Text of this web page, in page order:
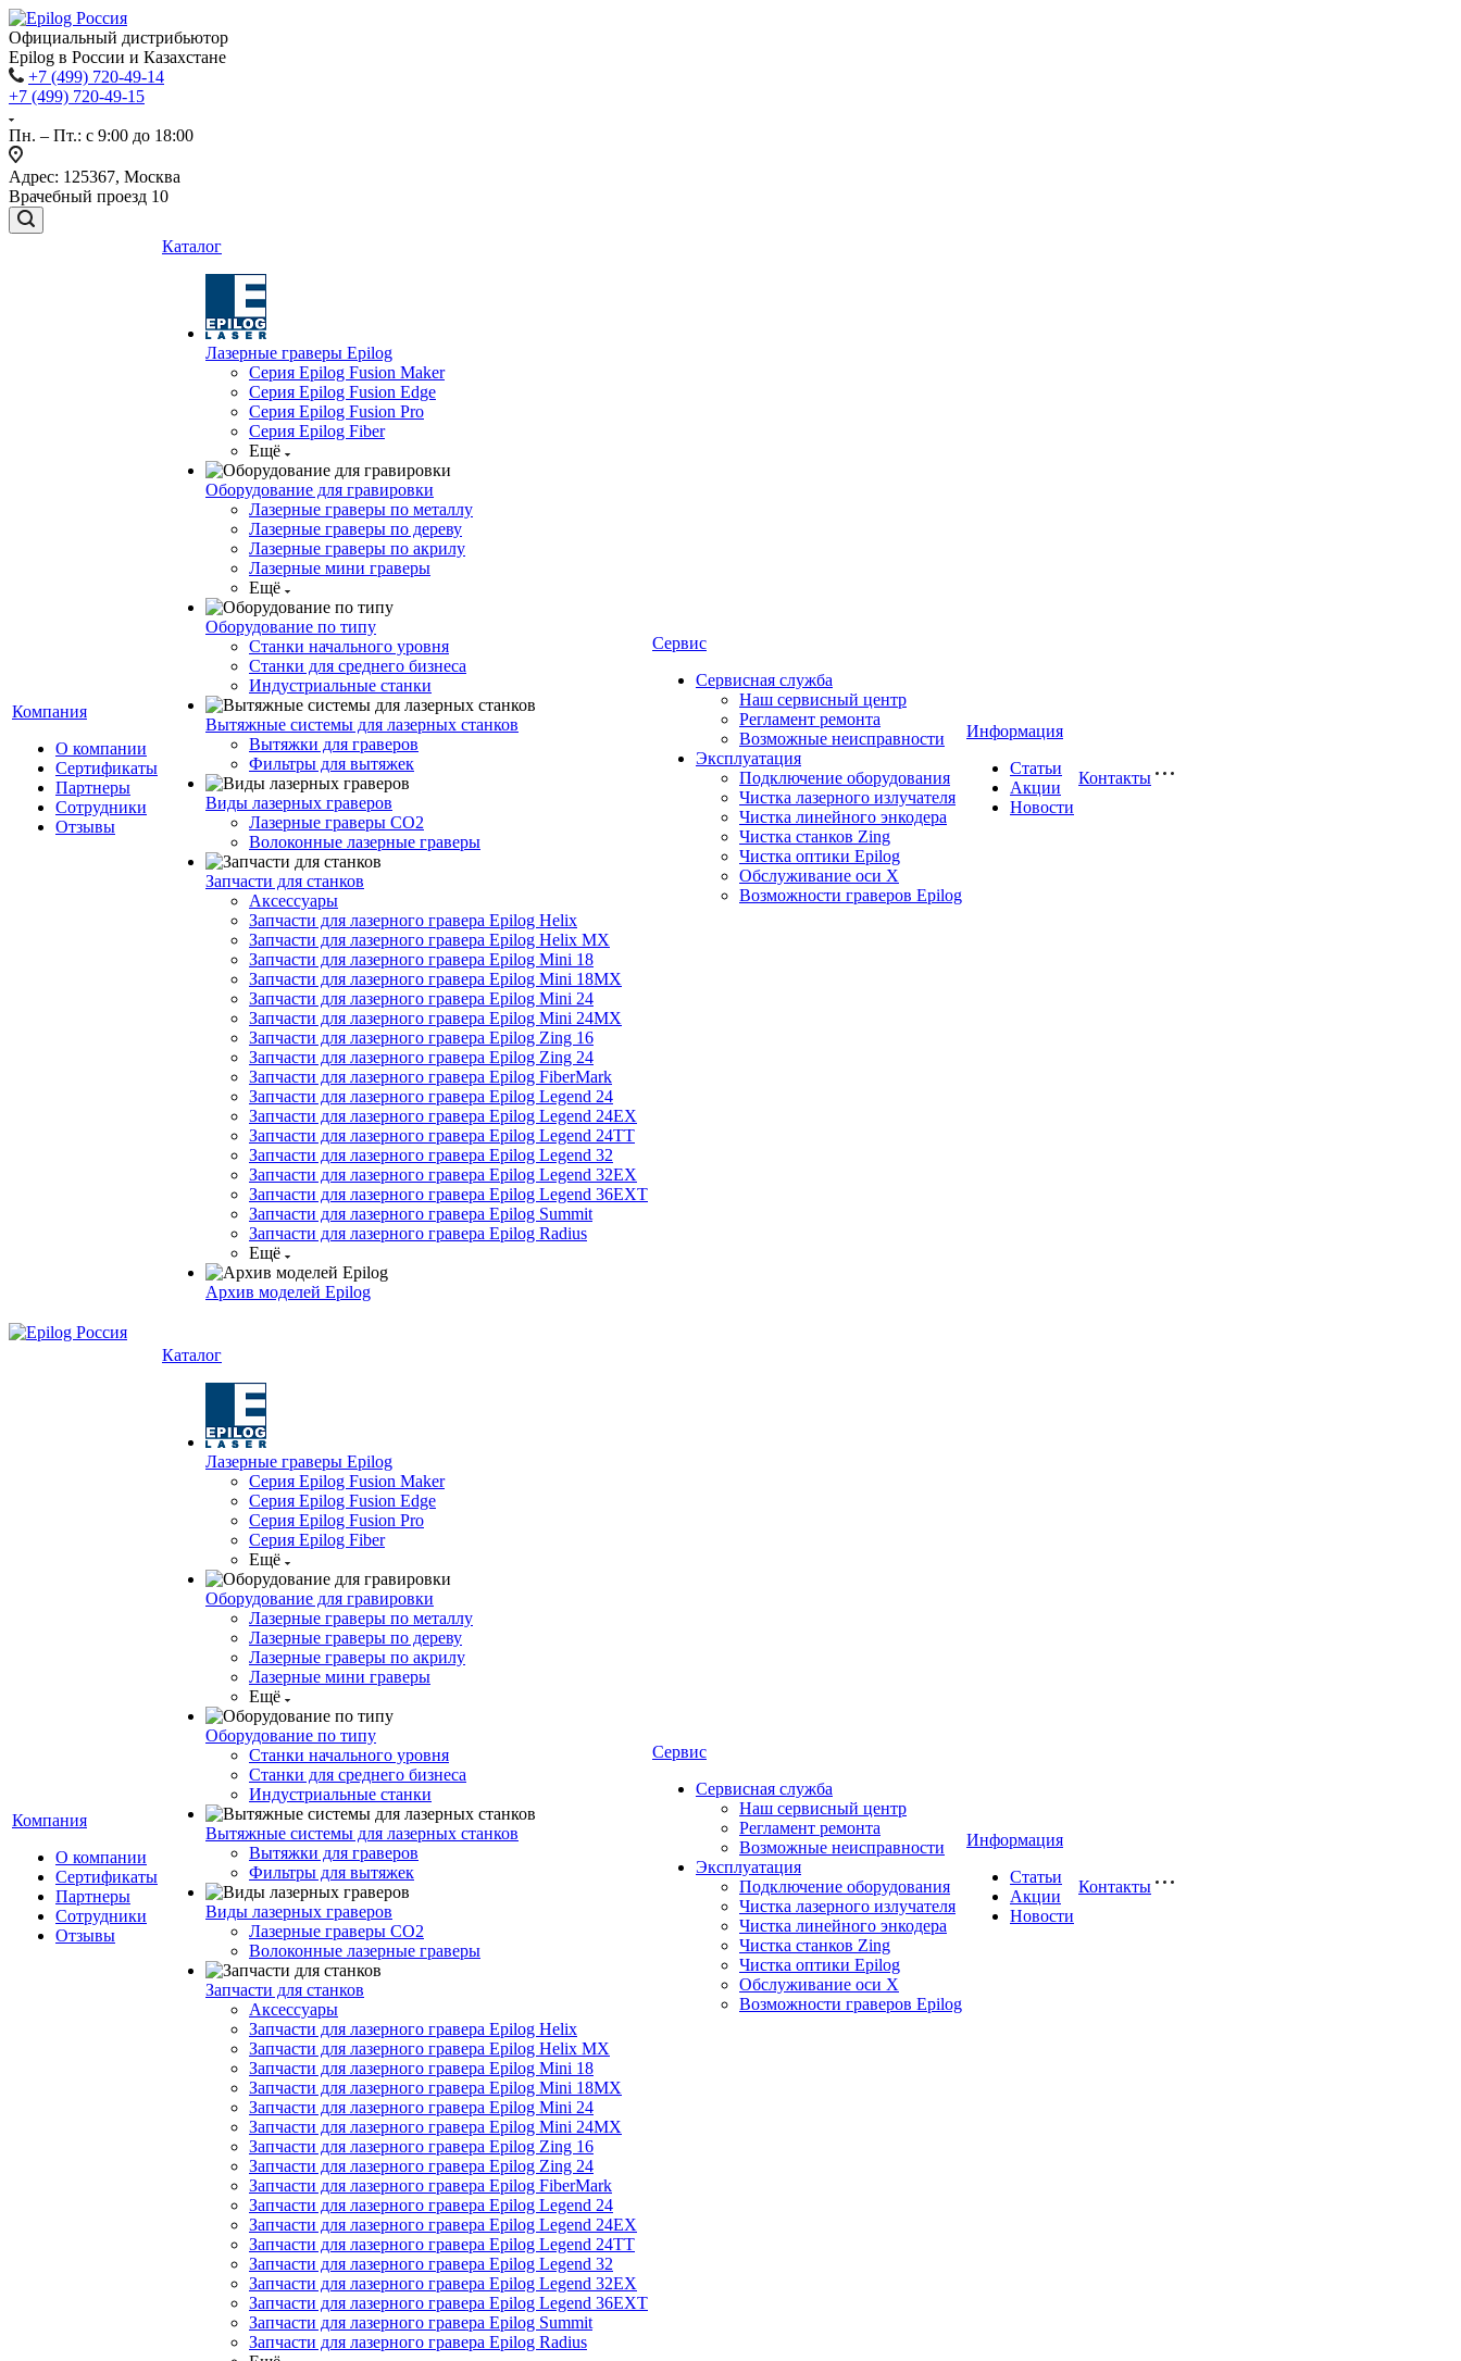
Официальный дистрибьютор
Epilog в России и Казахстане
+7 (499) 720-49-14
+7 (499) 720-49-15
Пн. – Пт.: с 9:00 до 18:00
Адрес: 125367, Москва
Врачебный проезд 10
Компания
О компании
Сертификаты
Партнеры
Сотрудники
Отзывы
Каталог
Лазерные граверы Epilog
Серия Epilog Fusion Maker
Серия Epilog Fusion Edge
Серия Epilog Fusion Pro
Серия Epilog Fiber
Ещё
Оборудование для гравировки
Лазерные граверы по металлу
Лазерные граверы по дереву
Лазерные граверы по акрилу
Лазерные мини граверы
Ещё
Оборудование по типу
Cтанки начального уровня
Станки для среднего бизнеса
Индустриальные станки
Вытяжные системы для лазерных станков
Вытяжки для граверов
Фильтры для вытяжек
Виды лазерных граверов
Лазерные граверы СО2
Волоконные лазерные граверы
Запчасти для станков
Аксессуары
Запчасти для лазерного гравера Epilog Helix
Запчасти для лазерного гравера Epilog Helix MX
Запчасти для лазерного гравера Epilog Mini 18
Запчасти для лазерного гравера Epilog Mini 18MX
Запчасти для лазерного гравера Epilog Mini 24
Запчасти для лазерного гравера Epilog Mini 24MX
Запчасти для лазерного гравера Epilog Zing 16
Запчасти для лазерного гравера Epilog Zing 24
Запчасти для лазерного гравера Epilog FiberMark
Запчасти для лазерного гравера Epilog Legend 24
Запчасти для лазерного гравера Epilog Legend 24EX
Запчасти для лазерного гравера Epilog Legend 24TT
Запчасти для лазерного гравера Epilog Legend 32
Запчасти для лазерного гравера Epilog Legend 32EX
Запчасти для лазерного гравера Epilog Legend 36EXT
Запчасти для лазерного гравера Epilog Summit
Запчасти для лазерного гравера Epilog Radius
Ещё
Архив моделей Epilog
Сервис
Сервисная служба
Наш сервисный центр
Регламент ремонта
Возможные неисправности
Эксплуатация
Подключение оборудования
Чистка лазерного излучателя
Чистка линейного энкодера
Чистка станков Zing
Чистка оптики Epilog
Обслуживание оси X
Возможности граверов Epilog
Информация
Статьи
Акции
Новости
Контакты
Компания
О компании
Сертификаты
Партнеры
Сотрудники
Отзывы
Каталог
Лазерные граверы Epilog
Серия Epilog Fusion Maker
Серия Epilog Fusion Edge
Серия Epilog Fusion Pro
Серия Epilog Fiber
Ещё
Оборудование для гравировки
Лазерные граверы по металлу
Лазерные граверы по дереву
Лазерные граверы по акрилу
Лазерные мини граверы
Ещё
Оборудование по типу
Cтанки начального уровня
Станки для среднего бизнеса
Индустриальные станки
Вытяжные системы для лазерных станков
Вытяжки для граверов
Фильтры для вытяжек
Виды лазерных граверов
Лазерные граверы СО2
Волоконные лазерные граверы
Запчасти для станков
Аксессуары
Запчасти для лазерного гравера Epilog Helix
Запчасти для лазерного гравера Epilog Helix MX
Запчасти для лазерного гравера Epilog Mini 18
Запчасти для лазерного гравера Epilog Mini 18MX
Запчасти для лазерного гравера Epilog Mini 24
Запчасти для лазерного гравера Epilog Mini 24MX
Запчасти для лазерного гравера Epilog Zing 16
Запчасти для лазерного гравера Epilog Zing 24
Запчасти для лазерного гравера Epilog FiberMark
Запчасти для лазерного гравера Epilog Legend 24
Запчасти для лазерного гравера Epilog Legend 24EX
Запчасти для лазерного гравера Epilog Legend 24TT
Запчасти для лазерного гравера Epilog Legend 32
Запчасти для лазерного гравера Epilog Legend 32EX
Запчасти для лазерного гравера Epilog Legend 36EXT
Запчасти для лазерного гравера Epilog Summit
Запчасти для лазерного гравера Epilog Radius
Сервис
Сервисная служба
Наш сервисный центр
Регламент ремонта
Возможные неисправности
Эксплуатация
Подключение оборудования
Чистка лазерного излучателя
Чистка линейного энкодера
Чистка станков Zing
Чистка оптики Epilog
Обслуживание оси X
Возможности граверов Epilog
Информация
Статьи
Акции
Новости
Контакты